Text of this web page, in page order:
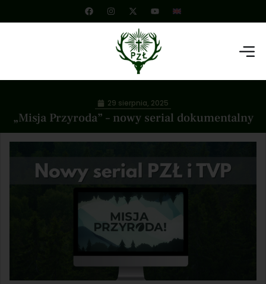
„Misja Przyroda” – nowy serial dokumentalny
29 sierpnia, 2025